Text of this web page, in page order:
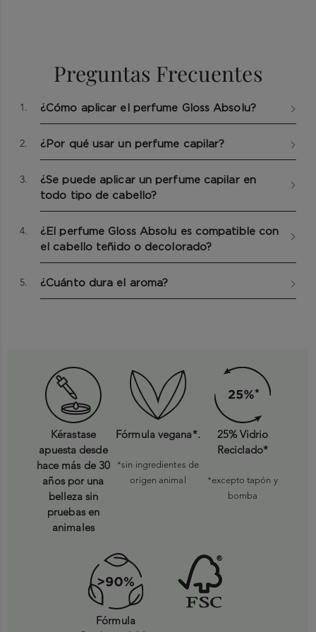
Preguntas Frecuentes
1. ¿Cómo aplicar el perfume Gloss Absolu?
2. ¿Por qué usar un perfume capilar?
3.
¿Se puede aplicar un perfume capilar en
todo tipo de cabello?
4.
¿El perfume Gloss Absolu es compatible con
el cabello teñido o decolorado?
5. ¿Cuánto dura el aroma?
Kérastase
apuesta desde
hace más de 30
años por una
belleza sin
pruebas en
animales
Fórmula vegana*.
*sin ingredientes de
origen animal
25% Vidrio
Reciclado*
*excepto tapón y
bomba
Fórmula